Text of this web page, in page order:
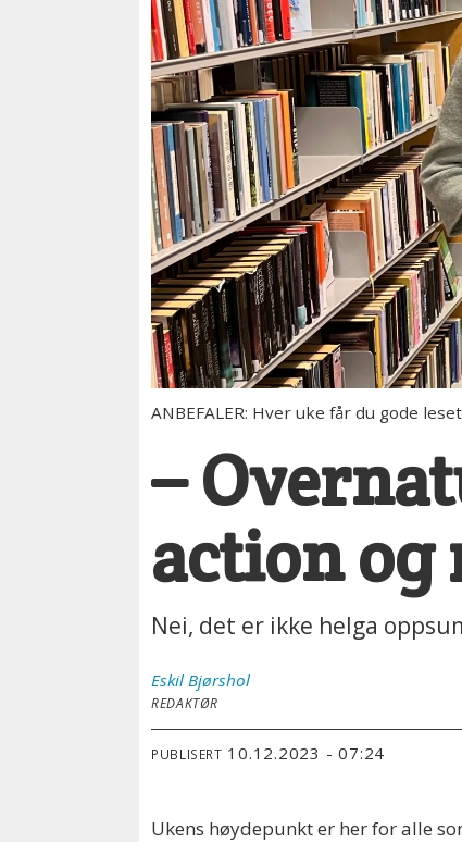
ANBEFALER: Hver uke får du gode
–
action
Nei, det er ikke helga
Eskil Bjørshol
REDAKTØR
PUBLISERT 10.12.2023 - 07:24
Ukens høydepunkt er her for alle